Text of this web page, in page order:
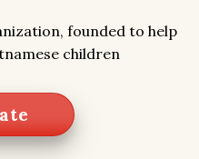
founded to help
children